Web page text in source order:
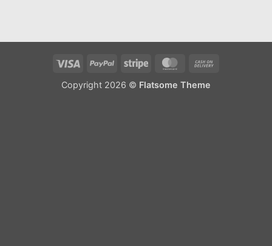
Visa PayPal Stripe MasterCard
Copyright 2026 © Flatsome Theme